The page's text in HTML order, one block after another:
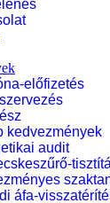
előfizetés
kedvezmények
audit
áfa-